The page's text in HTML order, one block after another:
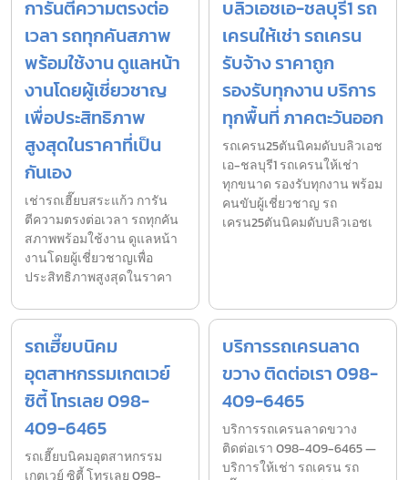
การันตีความตรงต่อ
เวลา รถทุกคันสภาพ
พร้อมใช้งาน ดูแลหน้า
งานโดยผู้เชี่ยวชาญ
เพื่อประสิทธิภาพ
สูงสุดในราคาที่เป็น
กันเอง
เช่ารถเฮี๊ยบสระแก้ว การัน
ตีความตรงต่อเวลา รถทุกคัน
สภาพพร้อมใช้งาน ดูแลหน้า
งานโดยผู้เชี่ยวชาญเพื่อ
ประสิทธิภาพสูงสุดในราคา
บลิวเอชเอ-ชลบุรี1 รถ
เครนให้เช่า รถเครน
รับจ้าง ราคาถูก
รองรับทุกงาน บริการ
ทุกพื้นที่ ภาคตะวันออก
รถเครน25ตันนิคมดับบลิวเอช
เอ-ชลบุรี1 รถเครนให้เช่า
ทุกขนาด รองรับทุกงาน พร้อม
คนขับผู้เชี่ยวชาญ รถ
เครน25ตันนิคมดับบลิวเอชเ
รถเฮี๊ยบนิคม
อุตสาหกรรมเกตเวย์
ซิตี้ โทรเลย 098-
409-6465
รถเฮี๊ยบนิคมอุตสาหกรรม
เกตเวย์ ซิตี้ โทรเลย 098-
บริการรถเครนลาด
ขวาง ติดต่อเรา 098-
409-6465
บริการรถเครนลาดขวาง
ติดต่อเรา 098-409-6465 —
บริการให้เช่า รถเครน รถ